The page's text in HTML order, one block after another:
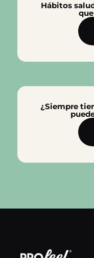
Hábitos
¿Siempre